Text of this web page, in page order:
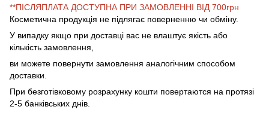
**ПІСЛЯПЛАТА ДОСТУПНА ПРИ ЗАМОВЛЕННІ ВІД 700грн
Косметична продукція не підлягає поверненню чи обміну.
У випадку якщо при доставці вас не влаштує якість або
кількість замовлення,
ви можете повернути замовлення аналогічним способом
доставки.
При безготівковому розрахунку кошти повертаются на протязі
2-5 банківських днів.